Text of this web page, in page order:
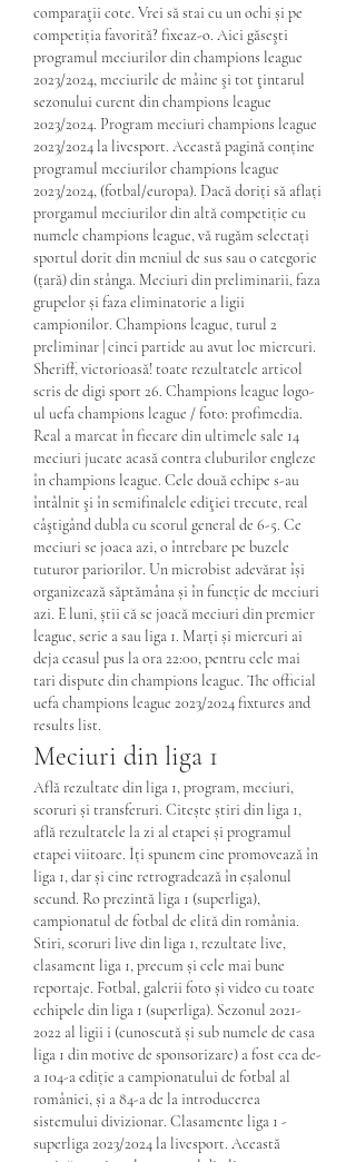
comparaţii cote. Vrei să stai cu un ochi și pe
competiția favorită? fixeaz-o. Aici găseşti
programul meciurilor din champions league
2023/2024, meciurile de mâine şi tot ţintarul
sezonului curent din champions league
2023/2024. Program meciuri champions league
2023/2024 la livesport. Această pagină conține
programul meciurilor champions league
2023/2024, (fotbal/europa). Dacă doriți să aflați
prorgamul meciurilor din altă competiție cu
numele champions league, vă rugăm selectați
sportul dorit din meniul de sus sau o categorie
(țară) din stânga. Meciuri din preliminarii, faza
grupelor și faza eliminatorie a ligii
campionilor. Champions league, turul 2
preliminar | cinci partide au avut loc miercuri.
Sheriff, victorioasă! toate rezultatele articol
scris de digi sport 26. Champions league logo-
ul uefa champions league / foto: profimedia.
Real a marcat în fiecare din ultimele sale 14
meciuri jucate acasă contra cluburilor engleze
în champions league. Cele două echipe s-au
întâlnit şi în semifinalele ediţiei trecute, real
câştigând dubla cu scorul general de 6-5. Ce
meciuri se joaca azi, o întrebare pe buzele
tuturor pariorilor. Un microbist adevărat își
organizează săptămâna și în funcție de meciuri
azi. E luni, știi că se joacă meciuri din premier
league, serie a sau liga 1. Marți și miercuri ai
deja ceasul pus la ora 22:00, pentru cele mai
tari dispute din champions league. The official
uefa champions league 2023/2024 fixtures and
results list.
Meciuri din liga 1
Află rezultate din liga 1, program, meciuri,
scoruri și transferuri. Citește știri din liga 1,
află rezultatele la zi al etapei și programul
etapei viitoare. Îți spunem cine promovează în
liga 1, dar și cine retrogradează în eșalonul
secund. Ro prezintă liga 1 (superliga),
campionatul de fotbal de elită din românia.
Stiri, scoruri live din liga 1, rezultate live,
clasament liga 1, precum și cele mai bune
reportaje. Fotbal, galerii foto și video cu toate
echipele din liga 1 (superliga). Sezonul 2021-
2022 al ligii i (cunoscută și sub numele de casa
liga 1 din motive de sponsorizare) a fost cea de-
a 104-a ediție a campionatului de fotbal al
româniei, și a 84-a de la introducerea
sistemului divizionar. Clasamente liga 1 -
superliga 2023/2024 la livesport. Această